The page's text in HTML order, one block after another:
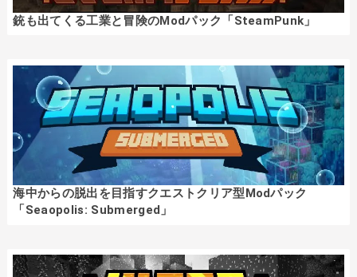
銃も出てくる工業と冒険のModパック「SteamPunk」
海中からの脱出を目指すクエストクリア型Modパック
「Seaopolis: Submerged」